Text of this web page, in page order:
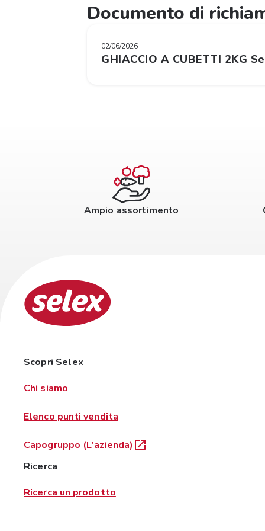
Documento di
02/06/2026
GHIACCIO A CUBETTI 2KG
Ampio assortimento
Scopri Selex
Chi siamo
Elenco punti vendita
Capogruppo (L'azienda)
Ricerca
Ricerca un prodotto